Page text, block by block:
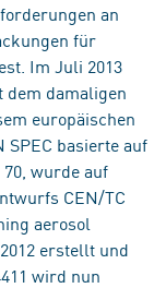
an
für
Im Juli 2013
dem damaligen
europäischen
basierte auf
wurde auf
CEN/TC
aerosol
erstellt und
wird nun